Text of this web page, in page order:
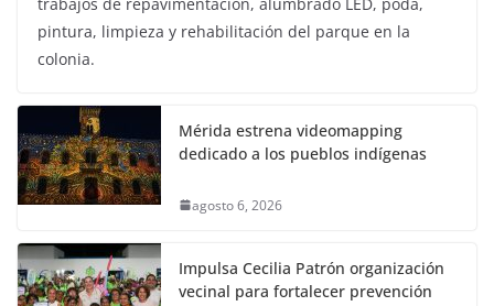
pintura, limpieza y rehabilitación del parque en la
colonia.
Mérida estrena videomapping
dedicado a los pueblos indígenas
agosto 6, 2026
Impulsa Cecilia Patrón organización
vecinal para fortalecer prevención